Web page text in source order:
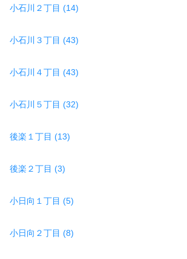
小石川２丁目 (14)
小石川３丁目 (43)
小石川４丁目 (43)
小石川５丁目 (32)
後楽１丁目 (13)
後楽２丁目 (3)
小日向１丁目 (5)
小日向２丁目 (8)